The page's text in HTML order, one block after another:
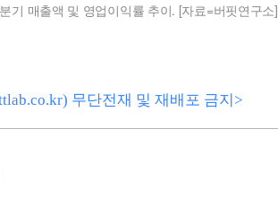
기 매출액 및 영업이익률 추이. [자료=버핏연구소]
무단전재 및 재배포 금지>